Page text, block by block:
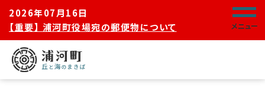
2026年07月16日
【重要】 浦河町役場宛の郵便物について
メニュー